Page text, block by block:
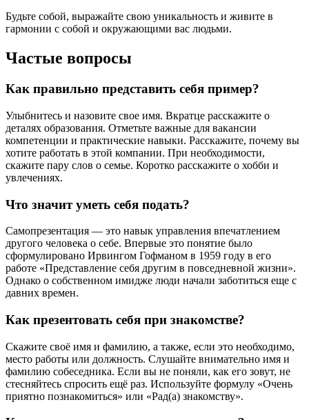
Будьте собой, выражайте свою уникальность и живите в
гармонии с собой и окружающими вас людьми.
Частые вопросы
Как правильно представить себя пример?
Улыбнитесь и назовите свое имя. Вкратце расскажите о
деталях образования. Отметьте важные для вакансии
компетенции и практические навыки. Расскажите, почему вы
хотите работать в этой компании. При необходимости,
скажите пару слов о семье. Коротко расскажите о хобби и
увлечениях.
Что значит уметь себя подать?
Самопрезентация — это навык управления впечатлением
другого человека о себе. Впервые это понятие было
сформулировано Ирвингом Гофманом в 1959 году в его
работе «Представление себя другим в повседневной жизни».
Однако о собственном имидже люди начали заботиться еще с
давних времен.
Как презентовать себя при знакомстве?
Скажите своё имя и фамилию, а также, если это необходимо,
место работы или должность. Слушайте внимательно имя и
фамилию собеседника. Если вы не поняли, как его зовут, не
стесняйтесь спросить ещё раз. Используйте формулу «Очень
приятно познакомиться» или «Рад(а) знакомству».